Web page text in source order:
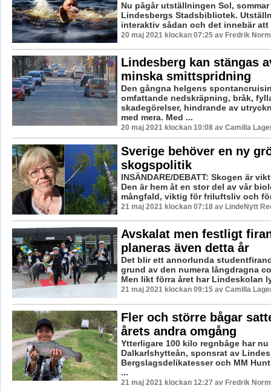
Nu pågår utställningen Sol,
Lindesbergs Stadsbibliotek.
interaktiv sådan och det innebär att
20 maj 2021 klockan 07:25 av Fredrik
Lindesberg kan stängas
minska smittspridning
Den gångna helgens
omfattande nedskräpning, bråk,
skadegörelser, hindrande av
med mera. Med ...
20 maj 2021 klockan 10:08 av Camilla
Sverige behöver en ny
skogspolitik
INSÄNDARE/DEBATT: Skogen är
Den är hem åt en stor del av vår
mångfald, viktig för friluftsliv och
21 maj 2021 klockan 07:18 av LindeNytt
Avskalat men festligt
planeras även detta år
Det blir ett annorlunda
grund av den numera långdragna
Men likt förra året har Lindeskolan
21 maj 2021 klockan 09:15 av Camilla
Fler och större bågar
årets andra omgång
Ytterligare 100 kilo regnbåge har
Dalkarlshytteån, sponsrat av
Bergslagsdelikatesser och MM
...
21 maj 2021 klockan 12:27 av Fredrik